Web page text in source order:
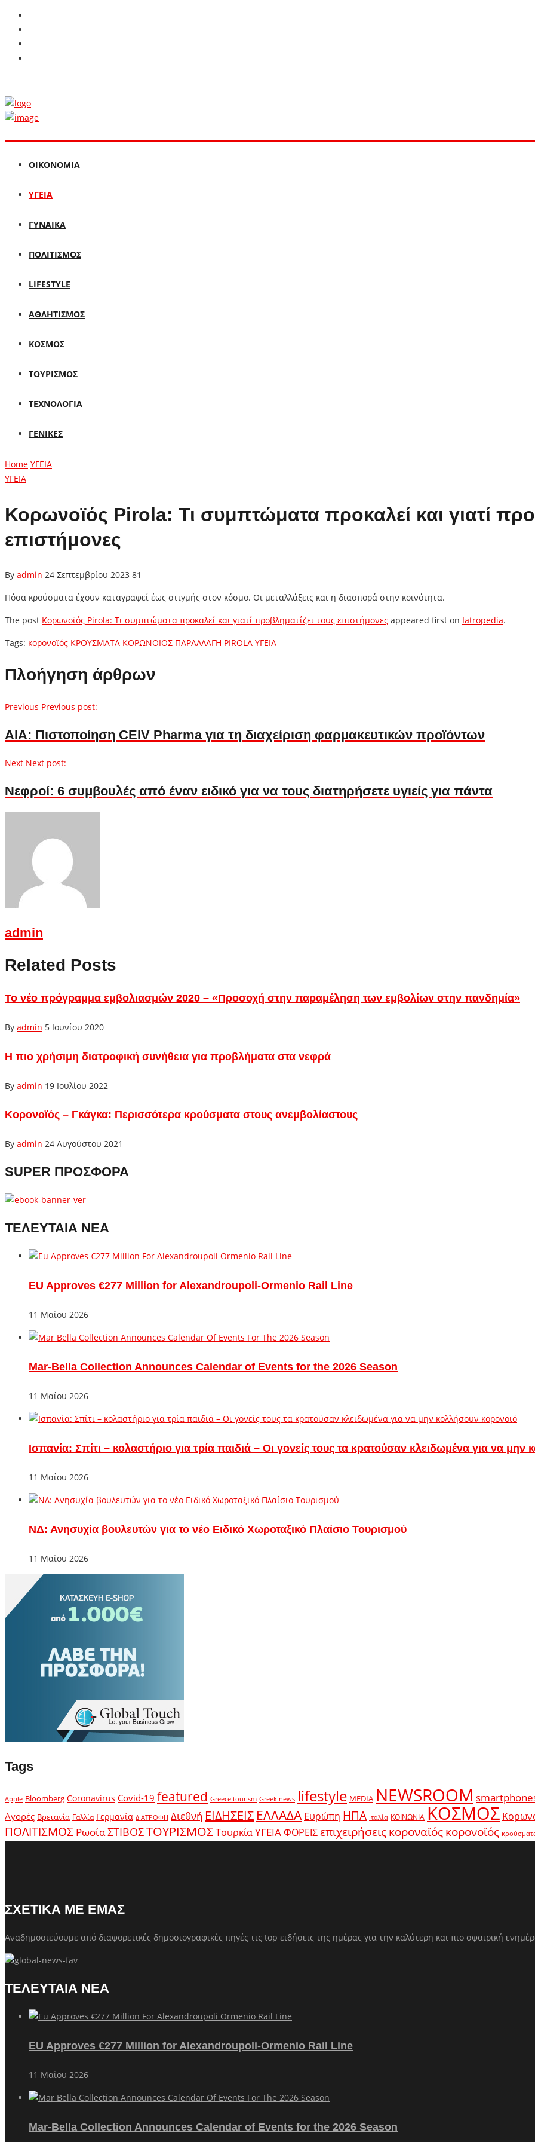
ΟΙΚΟΝΟΜΙΑ
ΥΓΕΙΑ
ΓΥΝΑΙΚΑ
ΠΟΛΙΤΙΣΜΟΣ
LIFESTYLE
ΑΘΛΗΤΙΣΜΟΣ
ΚΟΣΜΟΣ
ΤΟΥΡΙΣΜΟΣ
ΤΕΧΝΟΛΟΓΙΑ
ΓΕΝΙΚΕΣ
Home ΥΓΕΙΑ
ΥΓΕΙΑ
Κορωνοϊός Pirola: Τι συμπτώματα προκαλεί και γιατί
επιστήμονες
By admin 24 Σεπτεμβρίου 2023 81
Πόσα κρούσματα έχουν καταγραφεί έως στιγμής στον κόσμο. Οι μεταλλάξεις και η διασπορά στην κοινότητα.
The post Κορωνοϊός Pirola: Τι συμπτώματα προκαλεί και γιατί προβληματίζει τους επιστήμονες appeared first on Iatropedia.
Tags: κορονοϊός ΚΡΟΥΣΜΑΤΑ ΚΟΡΩΝΟΪΟΣ ΠΑΡΑΛΛΑΓΗ PIROLA ΥΓΕΙΑ
Πλοήγηση άρθρων
Previous Previous post:
ΑΙΑ: Πιστοποίηση CEIV Pharma για τη διαχείριση φαρμακευτικών προϊόντων
Next Next post:
Νεφροί: 6 συμβουλές από έναν ειδικό για να τους διατηρήσετε υγιείς για πάντα
admin
Related Posts
Το νέο πρόγραμμα εμβολιασμών 2020 – «Προσοχή στην παραμέληση των εμβολίων στην πανδημία»
By admin 5 Ιουνίου 2020
Η πιο χρήσιμη διατροφική συνήθεια για προβλήματα στα νεφρά
By admin 19 Ιουλίου 2022
Κορονοϊός – Γκάγκα: Περισσότερα κρούσματα στους ανεμβολίαστους
By admin 24 Αυγούστου 2021
SUPER ΠΡΟΣΦΟΡΑ
ΤΕΛΕΥΤΑΙΑ ΝΕΑ
EU Approves €277 Million for Alexandroupoli-Ormenio Rail Line
11 Μαΐου 2026
Mar-Bella Collection Announces Calendar of Events for the 2026 Season
11 Μαΐου 2026
Ισπανία: Σπίτι – κολαστήριο για τρία παιδιά – Οι γονείς τους τα κρατούσαν κλειδωμένα για να μην
11 Μαΐου 2026
ΝΔ: Ανησυχία βουλευτών για το νέο Ειδικό Χωροταξικό Πλαίσιο Τουρισμού
11 Μαΐου 2026
Tags
Apple Bloomberg Coronavirus Covid-19 featured Greece tourism Greek news lifestyle MEDIA NEWSROOM
Αγορές Βρετανία Γαλλία Γερμανία ΔΙΑΤΡΟΦΗ Διεθνή ΕΙΔΗΣΕΙΣ ΕΛΛΑΔΑ Ευρώπη ΗΠΑ Ιταλία ΚΟΙΝΩΝΙΑ ΚΟΣΜΟΣ
ΠΟΛΙΤΙΣΜΟΣ ΡωσίαΣΤΙΒΟΣΤΟΥΡΙΣΜΟΣΤουρκίαΥΓΕΙΑΦΟΡΕΙΣεπιχειρήσειςκοροναϊόςκορονοϊός
ΣΧΕΤΙΚΑ ΜΕ ΕΜΑΣ
Αναδημοσιεύουμε από διαφορετικές δημοσιογραφικές πηγές τις top ειδήσεις της ημέρας για την καλύτερη και πιο σφαιρική
ΤΕΛΕΥΤΑΙΑ ΝΕΑ
EU Approves €277 Million for Alexandroupoli-Ormenio Rail Line
11 Μαΐου 2026
Mar-Bella Collection Announces Calendar of Events for the 2026 Season